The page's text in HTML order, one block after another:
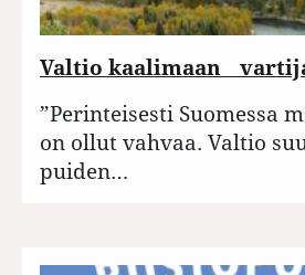
Valtio kaalimaan
”Perinteisesti Suomessa
on ollut vahvaa. Valtio
puiden…